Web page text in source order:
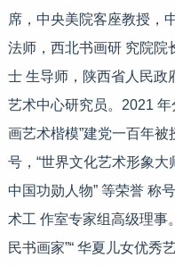
席，中央美院客座教授，
法师，西北书画研 究院院
士 生导师，陕西省人民政
艺术中心研究员。2021 年
画艺术楷模”建党一百年被
号，“世界文化艺术形象大
中国功勋人物” 等荣誉 称
术工 作室专家组高级理事
民书画家”“ 华夏儿女优秀